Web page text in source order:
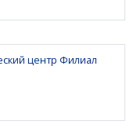
центр Филиал